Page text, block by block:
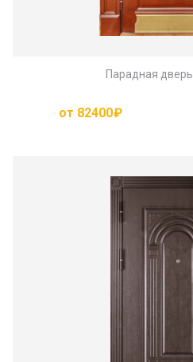
Парадная дверь
от 82400₽